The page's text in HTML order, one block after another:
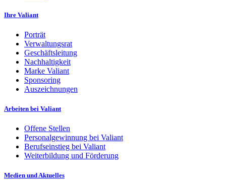
Ihre Valiant
Porträt
Verwaltungsrat
Geschäftsleitung
Nachhaltigkeit
Marke Valiant
Sponsoring
Auszeichnungen
Arbeiten bei Valiant
Offene Stellen
Personalgewinnung bei Valiant
Berufseinstieg bei Valiant
Weiterbildung und Förderung
Medien und Aktuelles